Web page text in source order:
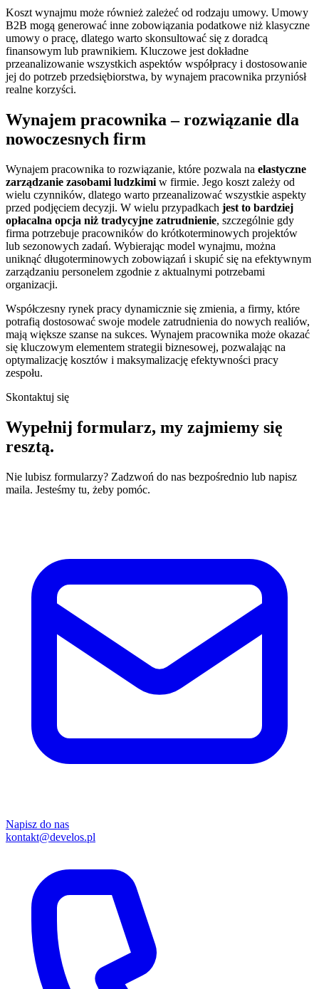
Koszt wynajmu może również zależeć od rodzaju umowy. Umowy
B2B mogą generować inne zobowiązania podatkowe niż klasyczne
umowy o pracę, dlatego warto skonsultować się z doradcą
finansowym lub prawnikiem. Kluczowe jest dokładne
przeanalizowanie wszystkich aspektów współpracy i dostosowanie
jej do potrzeb przedsiębiorstwa, by wynajem pracownika przyniósł
realne korzyści.
Wynajem pracownika – rozwiązanie dla
nowoczesnych firm
Wynajem pracownika to rozwiązanie, które pozwala na elastyczne
zarządzanie zasobami ludzkimi w firmie. Jego koszt zależy od
wielu czynników, dlatego warto przeanalizować wszystkie aspekty
przed podjęciem decyzji. W wielu przypadkach jest to bardziej
opłacalna opcja niż tradycyjne zatrudnienie, szczególnie gdy
firma potrzebuje pracowników do krótkoterminowych projektów
lub sezonowych zadań. Wybierając model wynajmu, można
uniknąć długoterminowych zobowiązań i skupić się na efektywnym
zarządzaniu personelem zgodnie z aktualnymi potrzebami
organizacji.
Współczesny rynek pracy dynamicznie się zmienia, a firmy, które
potrafią dostosować swoje modele zatrudnienia do nowych realiów,
mają większe szanse na sukces. Wynajem pracownika może okazać
się kluczowym elementem strategii biznesowej, pozwalając na
optymalizację kosztów i maksymalizację efektywności pracy
zespołu.
Skontaktuj się
Wypełnij formularz, my zajmiemy się
resztą.
Nie lubisz formularzy? Zadzwoń do nas bezpośrednio lub napisz
maila. Jesteśmy tu, żeby pomóc.
Napisz do nas
kontakt@develos.pl